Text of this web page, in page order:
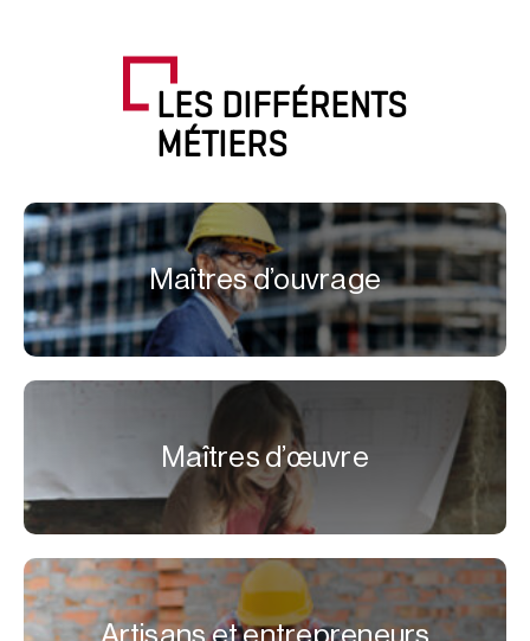
LES DIFFÉRENTS
MÉTIERS
Maîtres d’ouvrage
Maîtres d’œuvre
Artisans et entrepreneurs